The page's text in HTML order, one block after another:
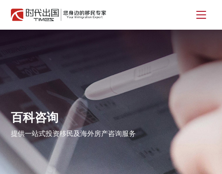
百科咨询
提供一站式投资移民及海外房产咨询服务